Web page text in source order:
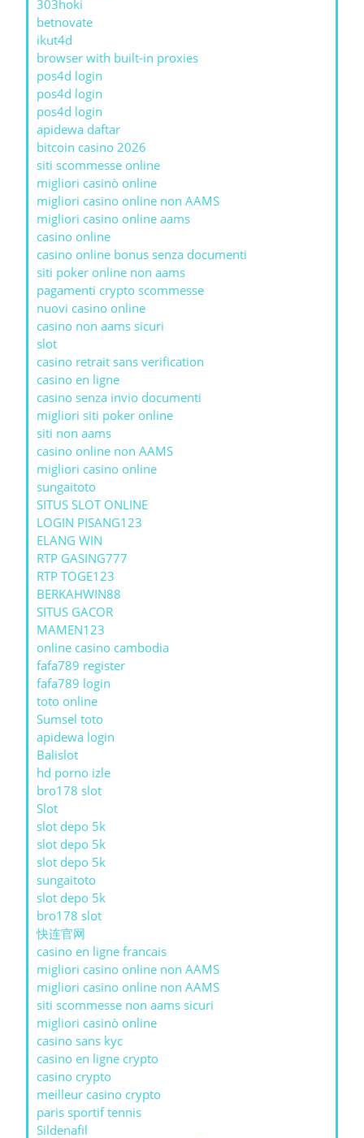
303hoki
betnovate
ikut4d
browser with built-in proxies
pos4d login
pos4d login
pos4d login
apidewa daftar
bitcoin casino 2026
siti scommesse online
migliori casinò online
migliori casino online non AAMS
migliori casino online aams
casino online
casino online bonus senza documenti
siti poker online non aams
pagamenti crypto scommesse
nuovi casino online
casino non aams sicuri
slot
casino retrait sans verification
casino en ligne
casino senza invio documenti
migliori siti poker online
siti non aams
casino online non AAMS
migliori casino online
sungaitoto
SITUS SLOT ONLINE
LOGIN PISANG123
ELANG WIN
RTP GASING777
RTP TOGE123
BERKAHWIN88
SITUS GACOR
MAMEN123
online casino cambodia
fafa789 register
fafa789 login
toto online
Sumsel toto
apidewa login
Balislot
hd porno izle
bro178 slot
Slot
slot depo 5k
slot depo 5k
slot depo 5k
sungaitoto
slot depo 5k
bro178 slot
快连官网
casino en ligne francais
migliori casino online non AAMS
migliori casino online non AAMS
siti scommesse non aams sicuri
migliori casinò online
casino sans kyc
casino en ligne crypto
casino crypto
meilleur casino crypto
paris sportif tennis
Sildenafil